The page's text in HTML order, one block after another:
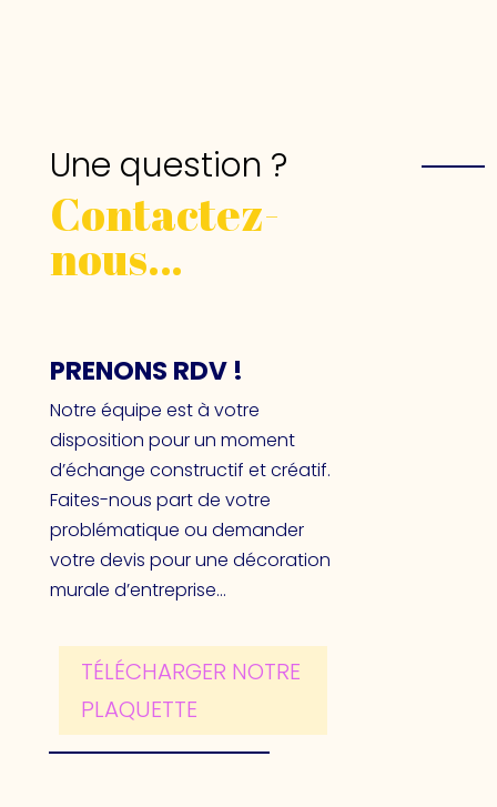
Une question ?
Contactez-
nous…
PRENONS RDV !
Notre équipe est à votre
disposition pour un moment
d’échange constructif et créatif.
Faites-nous part de votre
problématique ou demander
votre devis pour une décoration
murale d’entreprise…
TÉLÉCHARGER NOTRE
PLAQUETTE